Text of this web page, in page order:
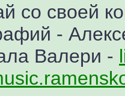
со своей
-
Валери -